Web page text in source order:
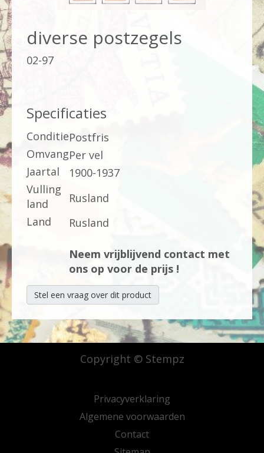
diverse postzegels
02-97
Specificaties
ConditiePostfris
OmvangPer vel
Jaartal
1900-1937
Vulling
land
Rusland
Land
Rusland
Neem vrijblijvend contact met
ons op voor de prijs !
Stel een vraag over dit product
Privacyverklaring
Algemene voorwaarden
Contact
Copyright © Stempz